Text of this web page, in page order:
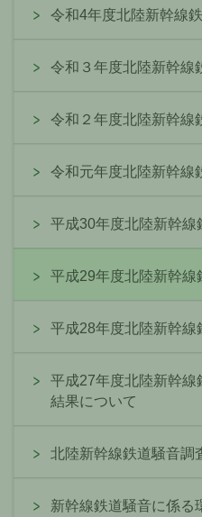
令和4年度北陸新幹線
令和３年度北陸新幹線
令和２年度北陸新幹線
令和元年度北陸新幹線
平成30年度北陸新幹線
平成29年度北陸新幹線
平成28年度北陸新幹線
平成27年度北陸新幹線
結果について
北陸新幹線鉄道騒音調
新幹線鉄道騒音に係る